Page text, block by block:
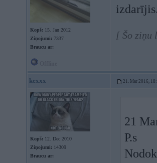
Kopš: 15. Jan 2012
Ziņojumi: 7337
Braucu ar:
[ Šo ziņu
kexxx 21. Mar 2016,
Kopš: 12. Dec 2010
Ziņojumi: 14309
Braucu ar:
21
P.s